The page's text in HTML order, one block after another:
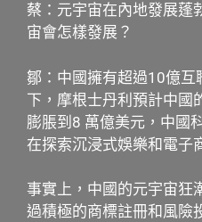
蔡：元宇宙在內地發展蓬
宙會怎樣發展？
鄒：中國擁有超過10億互
下，摩根士丹利預計中國
膨脹到8 萬億美元，中國
在探索沉浸式娛樂和電子
事實上，中國的元宇宙狂
過積極的商標註冊和風險